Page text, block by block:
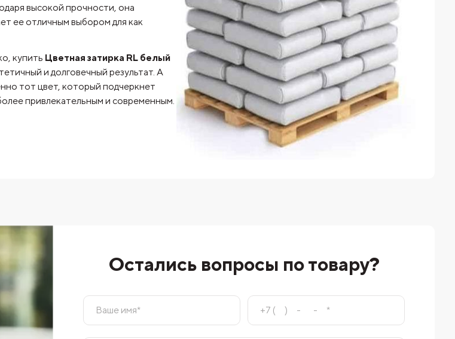
высокой прочности, она
ее отличным выбором для как
купить Цветная затирка RL белый
и долговечный результат. А
тот цвет, который подчеркнет
привлекательным и современным.
Остались вопросы по товару?